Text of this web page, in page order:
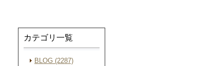
カテゴリ一覧
BLOG (2287)